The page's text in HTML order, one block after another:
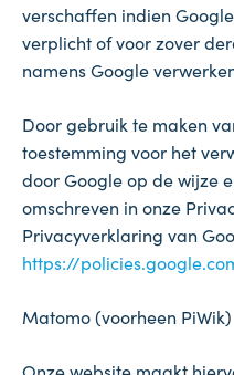
verschaffen indien
verplicht of voor zover
namens Google
Door gebruik te maken
toestemming voor het
door Google op de wijze
omschreven in onze
Privacyverklaring van
https://
Matomo (voorheen PiWik)